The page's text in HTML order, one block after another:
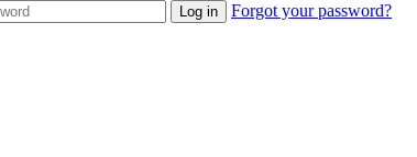
Forgot your password?